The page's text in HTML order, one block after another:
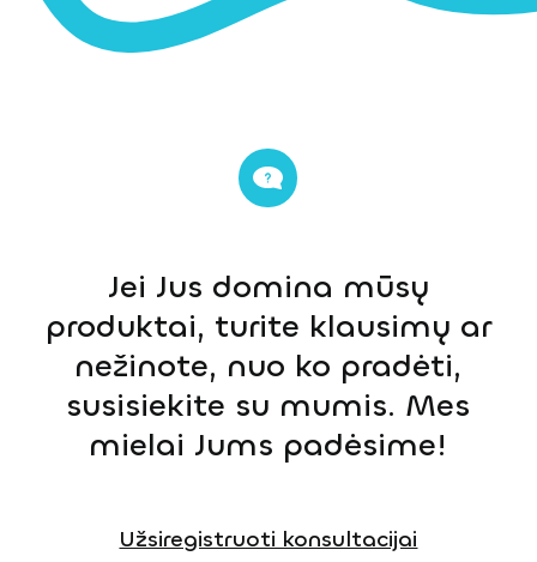
Jei Jus domina mūsų
produktai, turite klausimų ar
nežinote, nuo ko pradėti,
susisiekite su mumis. Mes
mielai Jums padėsime!
Užsiregistruoti konsultacijai